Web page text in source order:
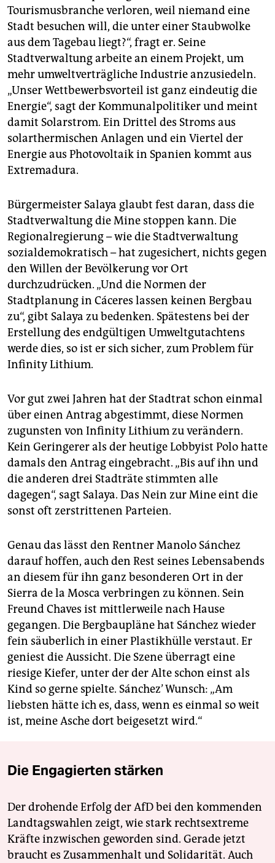
Tourismusbranche verloren, weil niemand eine
Stadt besuchen will, die unter einer Staubwolke
aus dem Tagebau liegt?“, fragt er. Seine
Stadtverwaltung arbeite an einem Projekt, um
mehr umweltverträgliche Industrie anzusiedeln.
„Unser Wettbewerbsvorteil ist ganz eindeutig die
Energie“, sagt der Kommunalpolitiker und meint
damit Solarstrom. Ein Drittel des Stroms aus
solarthermischen Anlagen und ein Viertel der
Energie aus Photovoltaik in Spanien kommt aus
Extremadura.
Bürgermeister Salaya glaubt fest daran, dass die
Stadtverwaltung die Mine stoppen kann. Die
Regionalregierung – wie die Stadtverwaltung
sozialdemokratisch – hat zugesichert, nichts gegen
den Willen der Bevölkerung vor Ort
durchzudrücken. „Und die Normen der
Stadtplanung in Cáceres lassen keinen Bergbau
zu“, gibt Salaya zu bedenken. Spätestens bei der
Erstellung des endgültigen Umweltgutachtens
werde dies, so ist er sich sicher, zum Problem für
Infinity Lithium.
Vor gut zwei Jahren hat der Stadtrat schon einmal
über einen Antrag abgestimmt, diese Normen
zugunsten von Infinity Lithium zu verändern.
Kein Geringerer als der heutige Lobbyist Polo hatte
damals den Antrag eingebracht. „Bis auf ihn und
die anderen drei Stadträte stimmten alle
dagegen“, sagt Salaya. Das Nein zur Mine eint die
sonst oft zerstrittenen Parteien.
Genau das lässt den Rentner Manolo Sánchez
darauf hoffen, auch den Rest seines Lebensabends
an diesem für ihn ganz besonderen Ort in der
Sierra de la Mosca verbringen zu können. Sein
Freund Chaves ist mittlerweile nach Hause
gegangen. Die Bergbaupläne hat Sánchez wieder
fein säuberlich in einer Plastikhülle verstaut. Er
geniest die Aussicht. Die Szene überragt eine
riesige Kiefer, unter der der Alte schon einst als
Kind so gerne spielte. Sánchez’ Wunsch: „Am
liebsten hätte ich es, dass, wenn es einmal so weit
ist, meine Asche dort beigesetzt wird.“
Die Engagierten stärken
Der drohende Erfolg der AfD bei den kommenden
Landtagswahlen zeigt, wie stark rechtsextreme
Kräfte inzwischen geworden sind. Gerade jetzt
braucht es Zusammenhalt und Solidarität. Auch